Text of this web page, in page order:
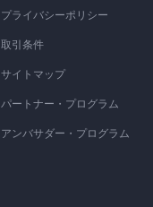
プライバシーポリシー
取引条件
サイトマップ
パートナー・プログラム
アンバサダー・プログラム